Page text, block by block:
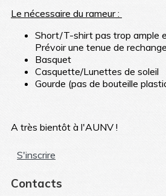
Le nécessaire du rameur :
Short/T-shirt pas trop ample
Prévoir une tenue de rechange
Basquet
Casquette/Lunettes de soleil
Gourde (pas de bouteille
A très bientôt à l'AUNV !
S'inscrire
Contacts